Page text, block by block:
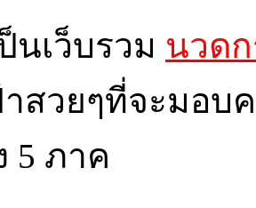
ป็นเว็บรวม นวด
าสวยๆที่จะมอ
5 ภาค